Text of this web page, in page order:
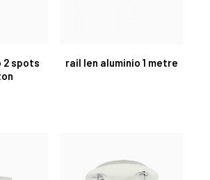
spots
rail len aluminio 1 metre